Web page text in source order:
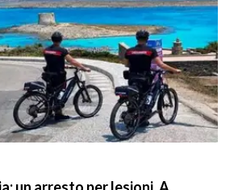
un arresto per lesioni. A